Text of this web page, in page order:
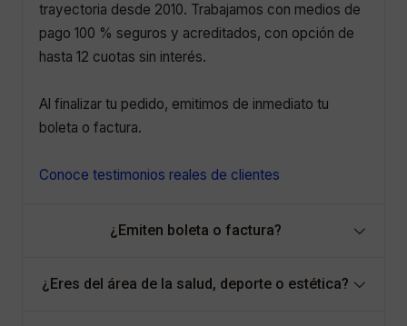
trayectoria desde 2010. Trabajamos con medios de
pago 100 % seguros y acreditados, con opción de
hasta 12 cuotas sin interés.
Al finalizar tu pedido, emitimos de inmediato tu
boleta o factura.
Conoce testimonios reales de clientes
¿Emiten boleta o factura?
¿Eres del área de la salud, deporte o estética?